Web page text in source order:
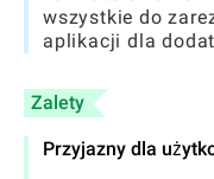
wszystkie do
aplikacji dla
Zalety
Przyjazny dla